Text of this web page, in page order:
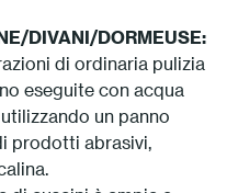
DIVANI/DORMEUSE:
di ordinaria pulizia
eseguite con acqua
un panno
prodotti abrasivi,